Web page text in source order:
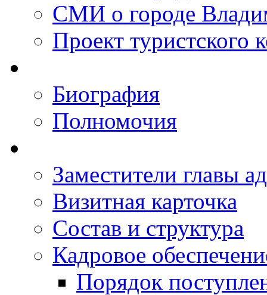
СМИ о городе
Проект туристского
Биография
Полномочия
Заместители главы
Визитная карточка
Состав и структура
Кадровое
Порядок